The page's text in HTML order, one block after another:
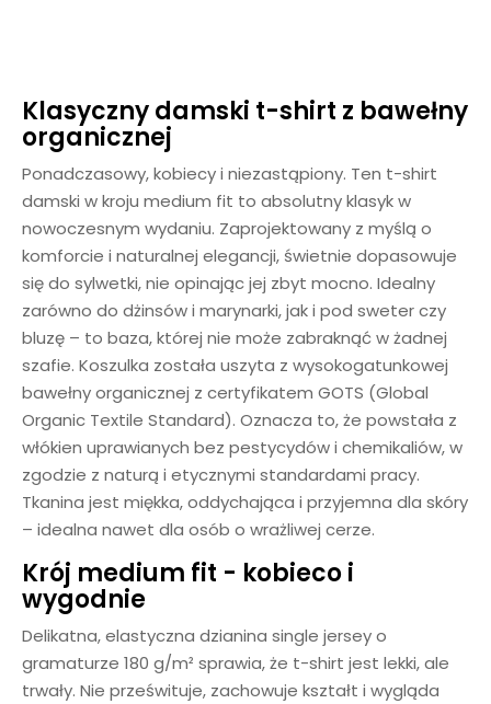
Klasyczny damski t-shirt z bawełny
organicznej
Ponadczasowy, kobiecy i niezastąpiony. Ten t-shirt
damski w kroju medium fit to absolutny klasyk w
nowoczesnym wydaniu. Zaprojektowany z myślą o
komforcie i naturalnej elegancji, świetnie dopasowuje
się do sylwetki, nie opinając jej zbyt mocno. Idealny
zarówno do dżinsów i marynarki, jak i pod sweter czy
bluzę – to baza, której nie może zabraknąć w żadnej
szafie. Koszulka została uszyta z wysokogatunkowej
bawełny organicznej z certyfikatem GOTS (Global
Organic Textile Standard). Oznacza to, że powstała z
włókien uprawianych bez pestycydów i chemikaliów, w
zgodzie z naturą i etycznymi standardami pracy.
Tkanina jest miękka, oddychająca i przyjemna dla skóry
– idealna nawet dla osób o wrażliwej cerze.
Krój medium fit - kobieco i
wygodnie
Delikatna, elastyczna dzianina single jersey o
gramaturze 180 g/m² sprawia, że t-shirt jest lekki, ale
trwały. Nie prześwituje, zachowuje kształt i wygląda